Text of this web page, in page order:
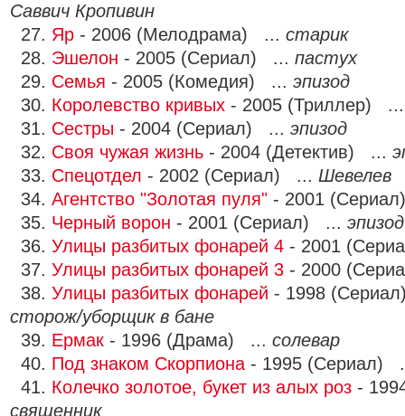
Саввич Кропивин
27. Яр - 2006 (Мелодрама) ... старик
28. Эшелон - 2005 (Сериал) ... пастух
29. Семья - 2005 (Комедия) ... эпизод
30. Королевство кривых - 2005 (Триллер)
31. Сестры - 2004 (Сериал) ... эпизод
32. Своя чужая жизнь - 2004 (Детектив) ...
33. Спецотдел - 2002 (Сериал) ... Шевелев
34. Агентство "Золотая пуля" - 2001
35. Черный ворон - 2001 (Сериал) ... эпизод
36. Улицы разбитых фонарей 4 - 2001
37. Улицы разбитых фонарей 3 - 2000
38. Улицы разбитых фонарей - 1998
сторож/уборщик в бане
39. Ермак - 1996 (Драма) ... солевар
40. Под знаком Скорпиона - 1995 (Сериал)
41. Колечко золотое, букет из алых роз -
священник